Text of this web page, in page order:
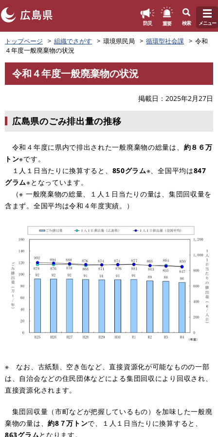
ペ
ー
ジ
の
頭
。
防災 重要 検索 メニュー
トップページ 組織でさがす 環境県民局 循環型社会課
令和
４年度一般廃棄物の状況
文
令和４年度一般廃棄物の状況
掲載日 2025年2月27日
広島県のごみ排出量の推移
令和４年度に県内で排出された一般廃棄物の総量は、 約８６万
トン※です。
１人１日当たりに換算すると、 850グラム※、全国平均は847
グラム※となっています。
（※ 一般廃棄物の総量、１人１日当たりの量は、集団回収量を
含まず。全国平均は令和４年度実績。）
※ なお、古紙類、空き缶など、直接資源化が可能なものの一部
は、自治会などの住民団体などによる集団回収により回収され、
直接資源化されます。
集団回収量（市町などが把握しているもの）を加味した一般廃
棄物の量は、約8７万トンで、１人１日当たりに換算すると、
863グラムとなります。